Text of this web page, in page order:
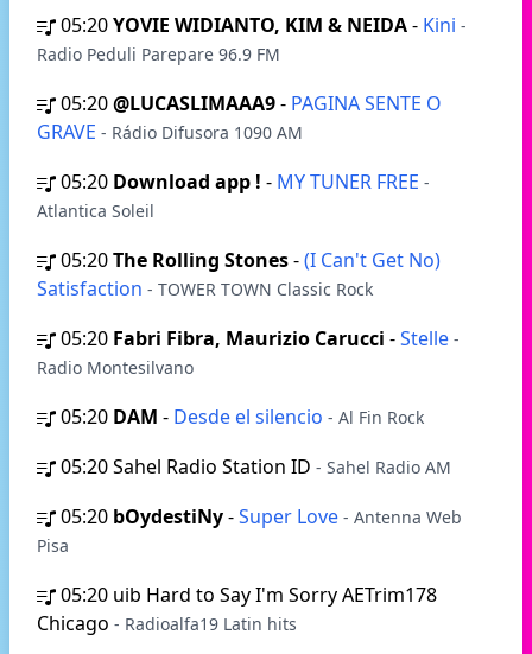
05:20YOVIE WIDIANTO, KIM & NEIDA- Kini -
Radio Peduli Parepare 96.9 FM
05:20@LUCASLIMAAA9- PAGINA SENTE O
GRAVE - Rádio Difusora 1090 AM
05:20 Download app ! - MY TUNER FREE -
Atlantica Soleil
05:20The Rolling Stones-(I Can't Get No)
Satisfaction - TOWER TOWN Classic Rock
05:20 Fabri Fibra, Maurizio Carucci -Stelle -
Radio Montesilvano
05:20 DAM - Desde el silencio - Al Fin Rock
05:20Sahel Radio Station ID - Sahel Radio AM
05:20 bOydestiNy-Super Love - Antenna Web
Pisa
05:20 uib Hard to Say I'm Sorry AETrim178
Chicago - Radioalfa19 Latin hits